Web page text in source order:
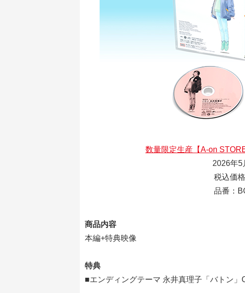
数量限定生産【A-on
2026年5
税込価
品番：
商品内容
本編+特典映像
特典
■エンディングテーマ 永井真理子「バトン」